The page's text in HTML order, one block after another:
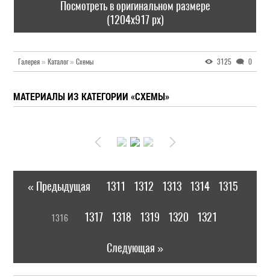
Посмотреть в оригинальном размере
(1204x917 px)
Галерея » Каталог» Схемы 3125 0
МАТЕРИАЛЫ ИЗ КАТЕГОРИИ «СХЕМЫ»
« Предыдущая 1311 1312 1313 1314 1315
1316 1317 1318 1319 1320 1321
Следующая »